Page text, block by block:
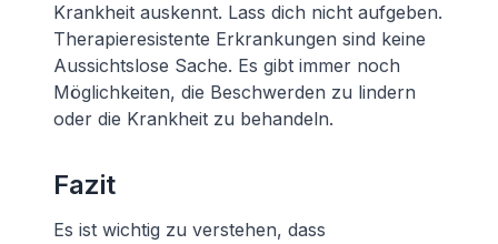
Krankheit auskennt. Lass dich nicht aufgeben.
Therapieresistente Erkrankungen sind keine
Aussichtslose Sache. Es gibt immer noch
Möglichkeiten, die Beschwerden zu lindern
oder die Krankheit zu behandeln.
Fazit
Es ist wichtig zu verstehen, dass